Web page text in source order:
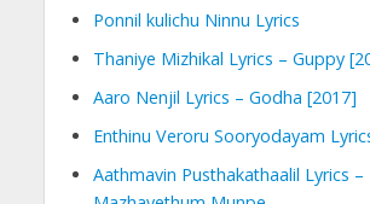
Ponnil kulichu Ninnu Lyrics
Thaniye Mizhikal Lyrics – Guppy
Aaro Nenjil Lyrics – Godha [2017]
Enthinu Veroru Sooryodayam
Aathmavin Pusthakathaalil Lyrics –